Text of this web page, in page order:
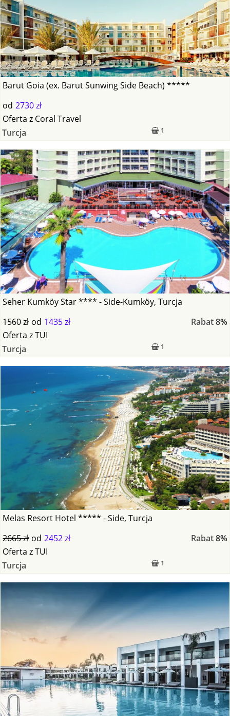
Barut Goia (ex. Barut Sunwing Side Beach) *****
od 2730 zł
1
Oferta z Coral Travel
Turcja
Seher Kumköy Star **** - Side-Kumköy, Turcja
1560 zł od 1435 zł Rabat8%
1
Oferta zTUI
Turcja
Melas Resort Hotel ***** - Side, Turcja
2665 zł od 2452 zł Rabat8%
1
Oferta zTUI
Turcja